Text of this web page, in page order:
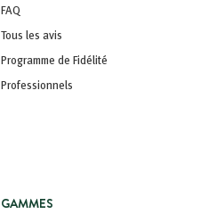
FAQ
Tous les avis
Programme de Fidélité
Professionnels
GAMMES